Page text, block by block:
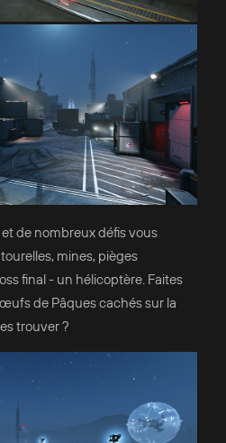
de nombreux défis vous
mines, pièges
final - un hélicoptère. Faites
de Pâques cachés sur la
trouver ?